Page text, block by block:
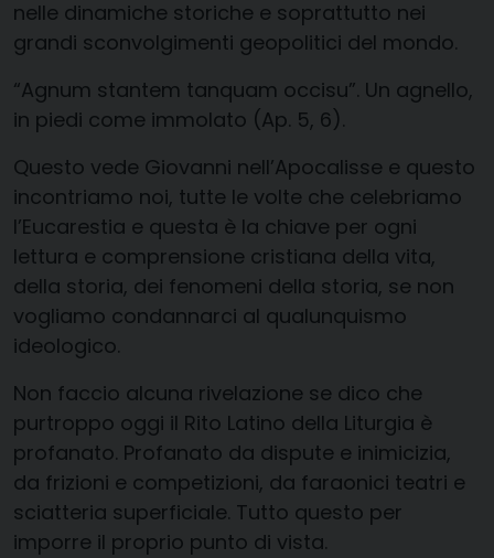
nelle dinamiche storiche e soprattutto nei
grandi sconvolgimenti geopolitici del mondo.
“Agnum stantem tanquam occisu”. Un agnello,
in piedi come immolato (Ap. 5, 6).
Questo vede Giovanni nell’Apocalisse e questo
incontriamo noi, tutte le volte che celebriamo
l’Eucarestia e questa è la chiave per ogni
lettura e comprensione cristiana della vita,
della storia, dei fenomeni della storia, se non
vogliamo condannarci al qualunquismo
ideologico.
Non faccio alcuna rivelazione se dico che
purtroppo oggi il Rito Latino della Liturgia è
profanato. Profanato da dispute e inimicizia,
da frizioni e competizioni, da faraonici teatri e
sciatteria superficiale. Tutto questo per
imporre il proprio punto di vista.